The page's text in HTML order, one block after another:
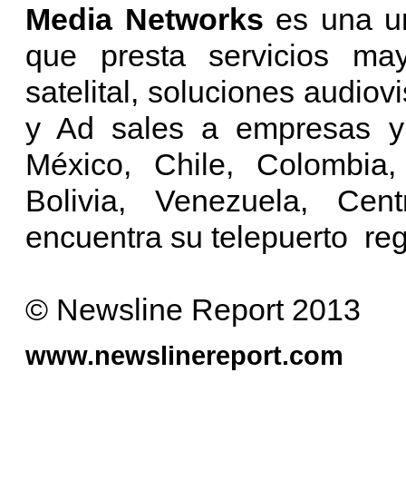
Media Networks es una
que presta servicios
satelital, soluciones
y Ad sales a empresas
México, Chile,
Bolivia, Venezuela,
encuentra su telepuerto
© Newsline Report 2013
www.newslinereport.com